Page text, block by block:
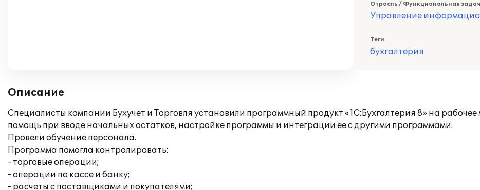
Отрасль / Функциональная
Управление
Теги
бухгалтерия
Описание
Специалисты компании Бухучет и Торговля установили программный продукт «1С:Бухгалтерия 8» на
помощь при вводе начальных остатков, настройке программы и интеграции ее с другими программами.
Провели обучение персонала.
Программа помогла контролировать:
- торговые операции;
- операции по кассе и банку;
- расчеты с поставщиками и покупателями;